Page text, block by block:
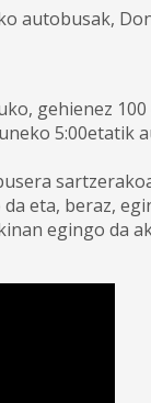
gehienez 100
eta, beraz,
egingo da